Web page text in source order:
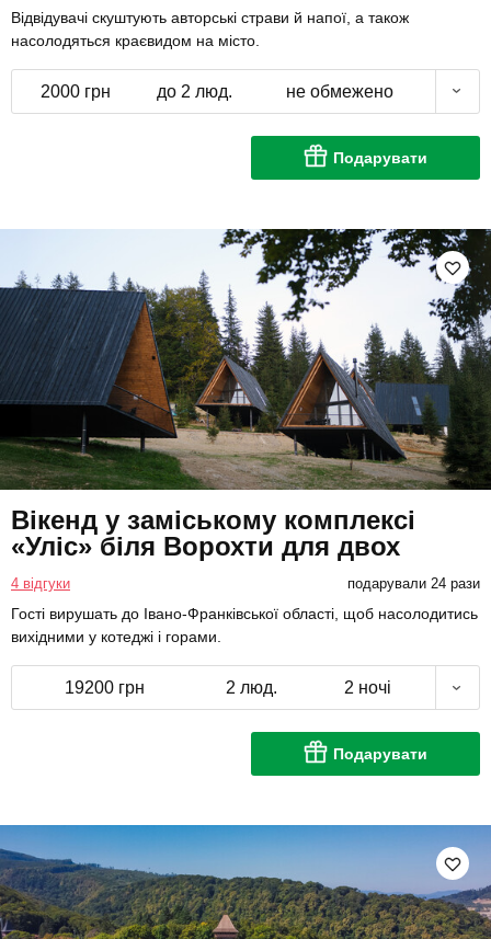
Відвідувачі скуштують авторські страви й напої, а також
насолодяться краєвидом на місто.
2000 грн до 2 люд. не обмежено
Подарувати
Вікенд у заміському комплексі
«Уліс» біля Ворохти для двох
4 відгуки подарували 24 рази
Гості вирушать до Івано-Франківської області, щоб насолодитись
вихідними у котеджі і горами.
19200 грн 2 люд. 2 ночі
Подарувати